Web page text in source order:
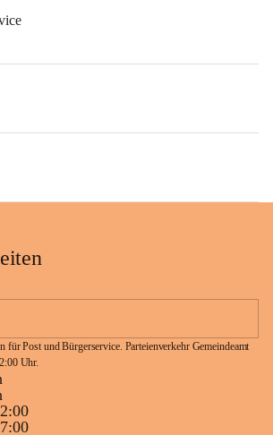
für Post und Bürgerservice. Parteienverkehr Gemeindeamt
Uhr.